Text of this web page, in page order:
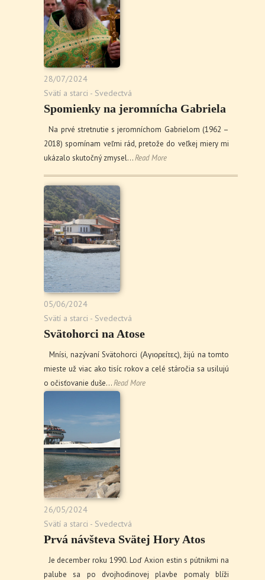
28/07/2024
Svätí a starci - Svedectvá
Spomienky na jeromnícha Gabriela
Na prvé stretnutie s jeromníchom Gabrielom (1962 –
2018) spomínam veľmi rád, pretože do veľkej miery mi
ukázalo skutočný zmysel…Read More
05/06/2024
Svätí a starci - Svedectvá
Svätohorci na Atose
Mnísi, nazývaní Svätohorci (Αγιορείτες), žijú na tomto
mieste už viac ako tisíc rokov a celé stáročia sa usilujú
o očisťovanie duše…Read More
26/05/2024
Svätí a starci - Svedectvá
Prvá návšteva Svätej Hory Atos
Je december roku 1990. Loď Axion estin s pútnikmi na
palube sa po dvojhodinovej plavbe pomaly blíži